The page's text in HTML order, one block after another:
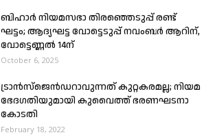
ബിഹാർ നിയമസഭാ തിരഞ്ഞെടുപ്പ് രണ്ട്
ഘട്ടം; ആദ്യഘട്ട വോട്ടെടുപ്പ് നവംബർ ആറിന്,
വോട്ടെണ്ണൽ‌ 14ന്
October 6, 2025
ട്രാന്‍സ്‌ജെന്‍ഡറാവുന്നത് കുറ്റകരമല്ല; നിയമ
ഭേദഗതിയുമായി കുവൈത്ത് ഭരണഘടനാ
കോടതി
February 18, 2022